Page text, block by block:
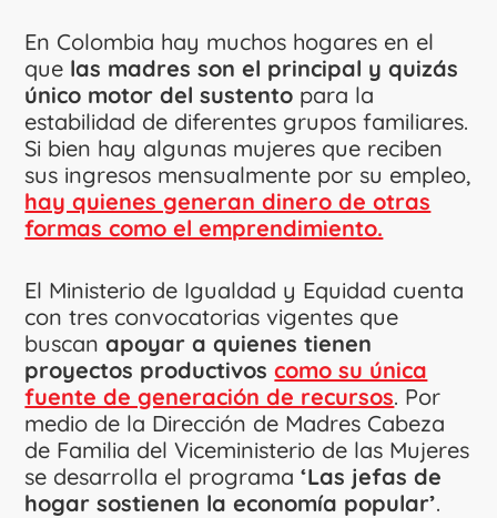
En Colombia hay muchos hogares en el
que las madres son el principal y quizás
único motor del sustento para la
estabilidad de diferentes grupos familiares.
Si bien hay algunas mujeres que reciben
sus ingresos mensualmente por su empleo,
hay quienes generan dinero de otras
formas como el emprendimiento.
El Ministerio de Igualdad y Equidad cuenta
con tres convocatorias vigentes que
buscanapoyar a quienes tienen
proyectos productivoscomo su única
fuente de generación de recursos. Por
medio de la Dirección de Madres Cabeza
de Familia del Viceministerio de las Mujeres
se desarrolla el programa‘Las jefas de
hogar sostienen la economía popular’.